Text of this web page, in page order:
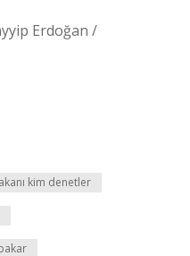
Erdoğan /
kim denetler